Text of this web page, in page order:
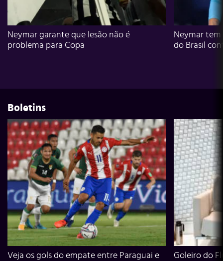
Neymar garante que lesão não é
problema para Copa
Neymar
do Brasil
Boletins
Veja os gols do empate entre Paraguai e
Goleiro do